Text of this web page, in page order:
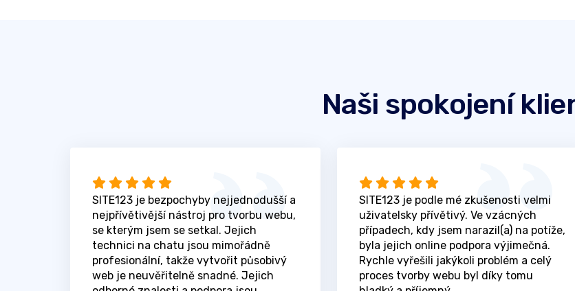
Naši spokojení
SITE123 je bezpochyby nejjednodušší a
nejpřívětivější nástroj pro tvorbu webu,
se kterým jsem se setkal. Jejich
technici na chatu jsou mimořádně
profesionální, takže vytvořit působivý
web je neuvěřitelně snadné. Jejich
SITE123 je podle mé zkušenosti velmi
uživatelsky přívětivý. Ve vzácných
případech, kdy jsem narazil(a) na potíže,
byla jejich online podpora výjimečná.
Rychle vyřešili jakýkoli problém a celý
proces tvorby webu byl díky tomu